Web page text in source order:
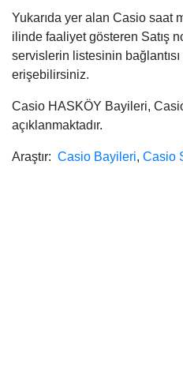
Yukarıda yer alan Casio saat
ilinde faaliyet gösteren Satış
servislerin listesinin
erişebilirsiniz.
Casio HASKÖY Bayileri,
açıklanmaktadır.
Araştır: Casio Bayileri, Casio